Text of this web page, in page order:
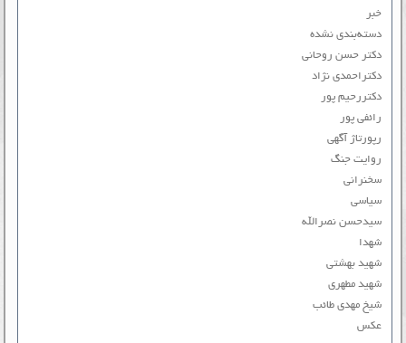
خبر
دسته‌بندی نشده
دکتر حسن روحانی
دکتراحمدی نژاد
دکتررحیم پور
رائفی پور
رپورتاژ آگهی
روایت جنگ
سخنرانی
سیاسی
سیدحسن نصرالله
شهدا
شهید بهشتی
شهید مطهری
شیخ مهدی طائب
عکس